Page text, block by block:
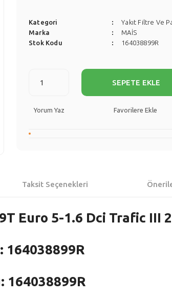
Kategori
Yakıt Filtre Ve
Marka
MAİS
Stok Kodu
164038899R
SEPETE EKLE
Yorum Yaz
Taksit Seçenekleri
Euro 5-1.6 Dci Trafic III
164038899R
164038899R